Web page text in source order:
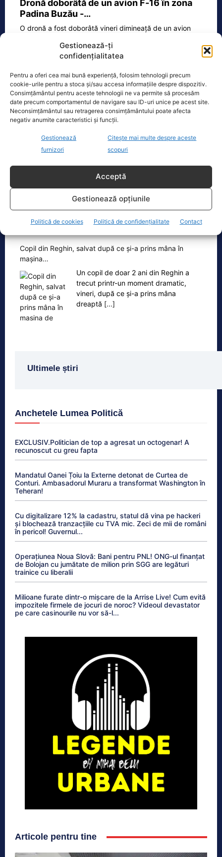
Gestionează-ți
confidențialitatea
Pentru a oferi cea mai bună experiență, folosim tehnologii precum
cookie-urile pentru a stoca și/sau accesa informațiile despre dispozitiv.
Consimțământul pentru aceste tehnologii ne va permite să procesăm
date precum comportamentul de navigare sau ID-uri unice pe acest site.
Neconsimțământul sau retragerea consimțământului poate afecta
negativ anumite caracteristici și funcții.
Gestionează
furnizori
Citește mai multe despre aceste
scopuri
Acceptă
Gestionează opțiunile
Politică de cookies Politică de confidențialitate Contact
Dronă doborâtă de un avion F‑16 în zona
Padina Buzău -…
O dronă a fost doborâtă vineri dimineață de un avion
Ecopolitic
Cristoiu: Cu Bolojan am ajuns să retrăim
vremurile comunismului; probabil, în…
Invitat la Marius Tucă Show, Ion
Cristoiu susține că măsurile anunțate
Oficiul de Știri
Copil din Reghin, salvat după ce și-a prins mâna în
mașina…
Un copil de doar 2 ani din Reghin a
trecut printr-un moment dramatic,
vineri, după ce și-a prins mâna
dreaptă [...]
Ultimele știri
Anchetele Lumea Politică
EXCLUSIV.Politician de top a agresat un octogenar! A
recunoscut cu greu fapta
Mandatul Oanei Țoiu la Externe detonat de Curtea de
Conturi. Ambasadorul Muraru a transformat Washington în
Teheran!
Cu digitalizare 12% la cadastru, statul dă vina pe hackeri
și blochează tranzacțiile cu TVA mic. Zeci de mii de români
în pericol! Guvernul...
Operațiunea Noua Slovă: Bani pentru PNL! ONG-ul finanțat
de Bolojan cu jumătate de milion prin SGG are legături
trainice cu liberalii
Milioane furate dintr-o mișcare de la Arrise Live! Cum evită
impozitele firmele de jocuri de noroc? Videoul devastator
pe care casinourile nu vor să-l...
Articole pentru tine